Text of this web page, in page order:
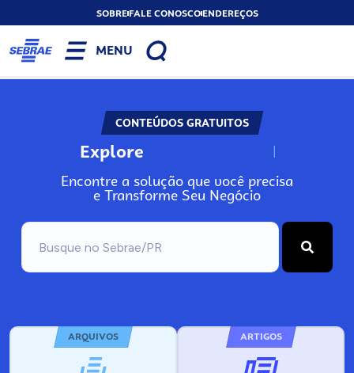
SOBREFALE CONOSCOENDEREÇOS
MENU
CONTEÚDOS GRATUITOS
Explore N
Encontre a solução que você precisa
e Transforme Seu Negócio
ARQUIVOS ARTIGOS